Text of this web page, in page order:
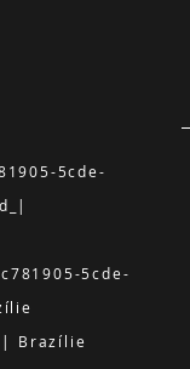
5cde-
5cde-
Brazílie